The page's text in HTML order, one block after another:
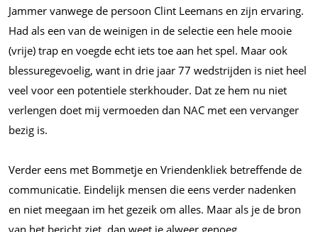
Jammer vanwege de persoon Clint Leemans en zijn ervaring.
Had als een van de weinigen in de selectie een hele mooie
(vrije) trap en voegde echt iets toe aan het spel. Maar ook
blessuregevoelig, want in drie jaar 77 wedstrijden is niet heel
veel voor een potentiele sterkhouder. Dat ze hem nu niet
verlengen doet mij vermoeden dan NAC met een vervanger
bezig is.
Verder eens met Bommetje en Vriendenkliek betreffende de
communicatie. Eindelijk mensen die eens verder nadenken
en niet meegaan im het gezeik om alles. Maar als je de bron
van het bericht ziet, dan weet je alweer genoeg.